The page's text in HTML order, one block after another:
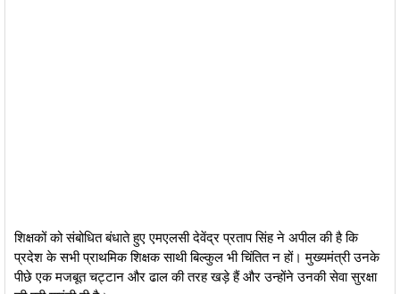
​शिक्षकों को संबोधित बंधाते हुए एमएलसी देवेंद्र प्रताप सिंह ने अपील की है कि
प्रदेश के सभी प्राथमिक शिक्षक साथी बिल्कुल भी चिंतित न हों। मुख्यमंत्री उनके
पीछे एक मजबूत चट्टान और ढाल की तरह खड़े हैं और उन्होंने उनकी सेवा सुरक्षा